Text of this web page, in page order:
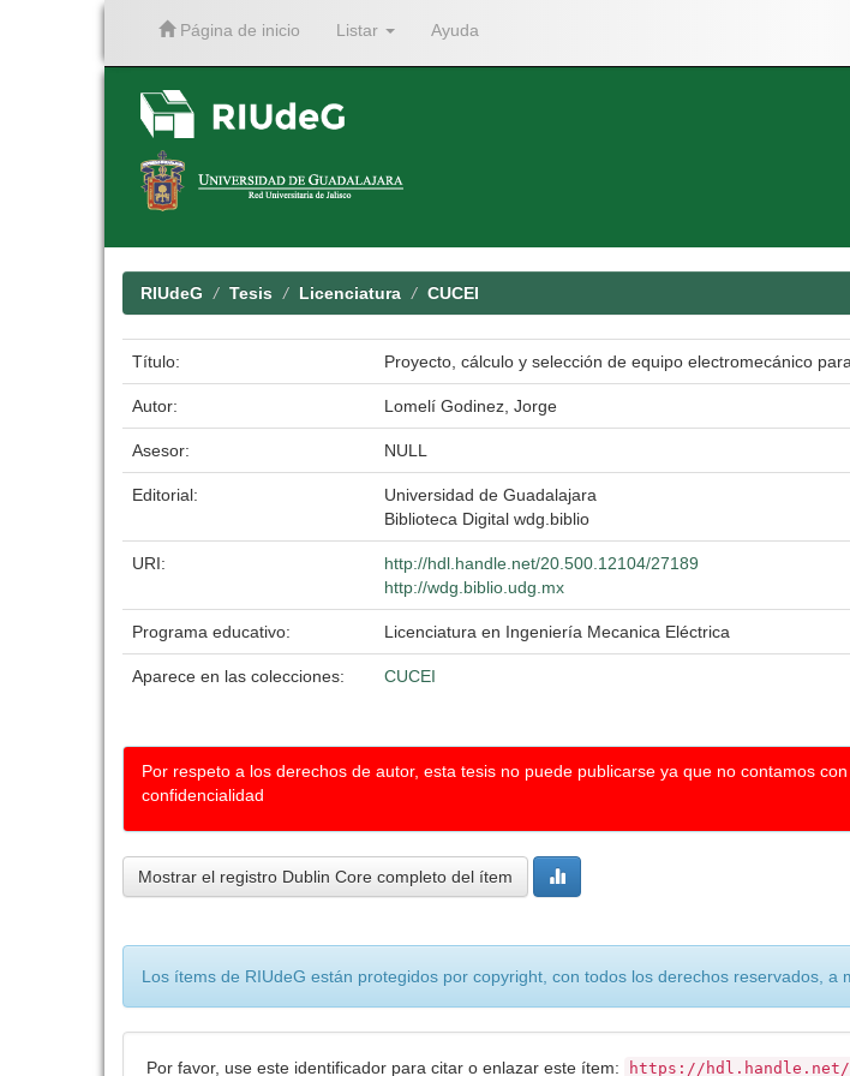
Página de inicio Listar Ayuda
RIUdeG Tesis Licenciatura CUCEI
Título: Proyecto, cálculo y selección de equipo electromecánico
Autor: Lomelí Godinez, Jorge
Asesor: NULL
Editorial:
Universidad de Guadalajara
Biblioteca Digital wdg.biblio
URI:
http://hdl.handle.net/20.500.12104/27189
http://wdg.biblio.udg.mx
Programa educativo: Licenciatura en Ingeniería Mecanica Eléctrica
Aparece en las colecciones: CUCEI
Por respeto a los derechos de autor, esta tesis no puede publicarse ya que no contamos
confidencialidad
Mostrar el registro Dublin Core completo del ítem
Los ítems de RIUdeG están protegidos por copyright, con todos los derechos reservados, a
Por favor, use este identificador para citar o enlazar este ítem: https://hdl.handle.net/